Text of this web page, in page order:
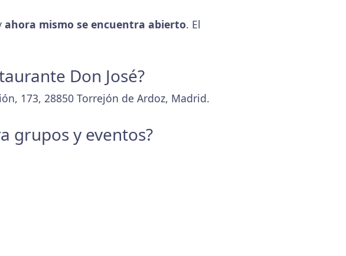
ahora mismo se encuentra abierto. El
Don José?
173, 28850 Torrejón de Ardoz, Madrid.
grupos y eventos?